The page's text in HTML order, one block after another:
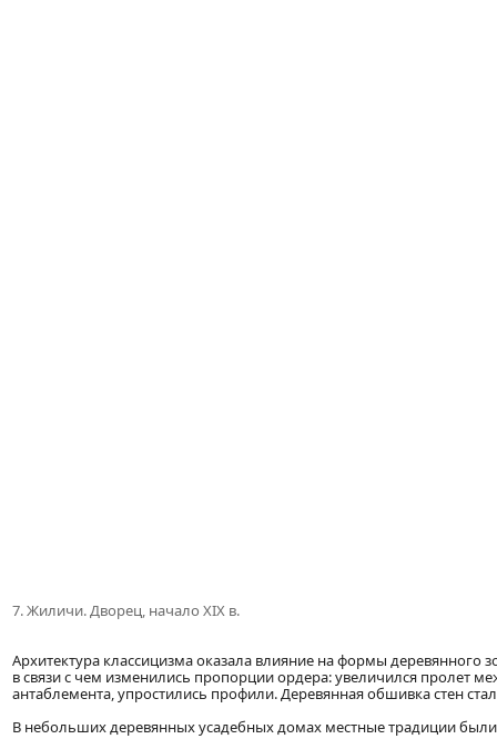
7. Жиличи. Дворец, начало XIX в.
Архитектура классицизма оказала влияние на формы деревянного
в связи с чем изменились пропорции ордера: увеличился пролет
антаблемента, упростились профили. Деревянная обшивка стен
В небольших деревянных усадебных домах местные традиции